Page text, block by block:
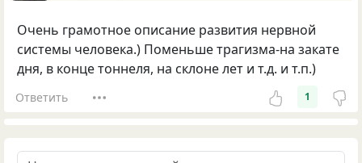
Очень грамотное описание развития нервной
системы человека.) Поменьше трагизма-на закате
дня, в конце тоннеля, на склоне лет и т.д. и т.п.)
Ответить 1